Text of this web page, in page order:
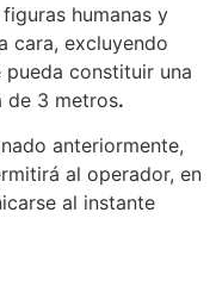
humanas y
cara, excluyendo
constituir una
de 3 metros.
anteriormente,
al operador, en
al instante